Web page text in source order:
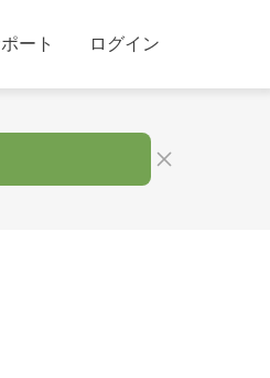
ート ログイン